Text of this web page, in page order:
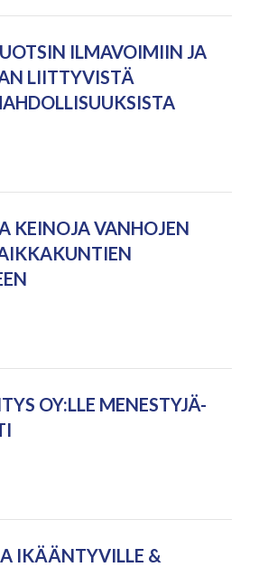
ILMAVOIMIIN JA
LIITTYVISTÄ
KEINOJA VANHOJEN
OY:LLE MENESTYJÄ-
IKÄÄNTYVILLE &